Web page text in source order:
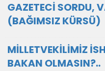
GAZETECİ SORDU,
(BAĞIMSIZ KÜRSÜ)
MİLLETVEKİLİMİZ
BAKAN OLMASIN?..